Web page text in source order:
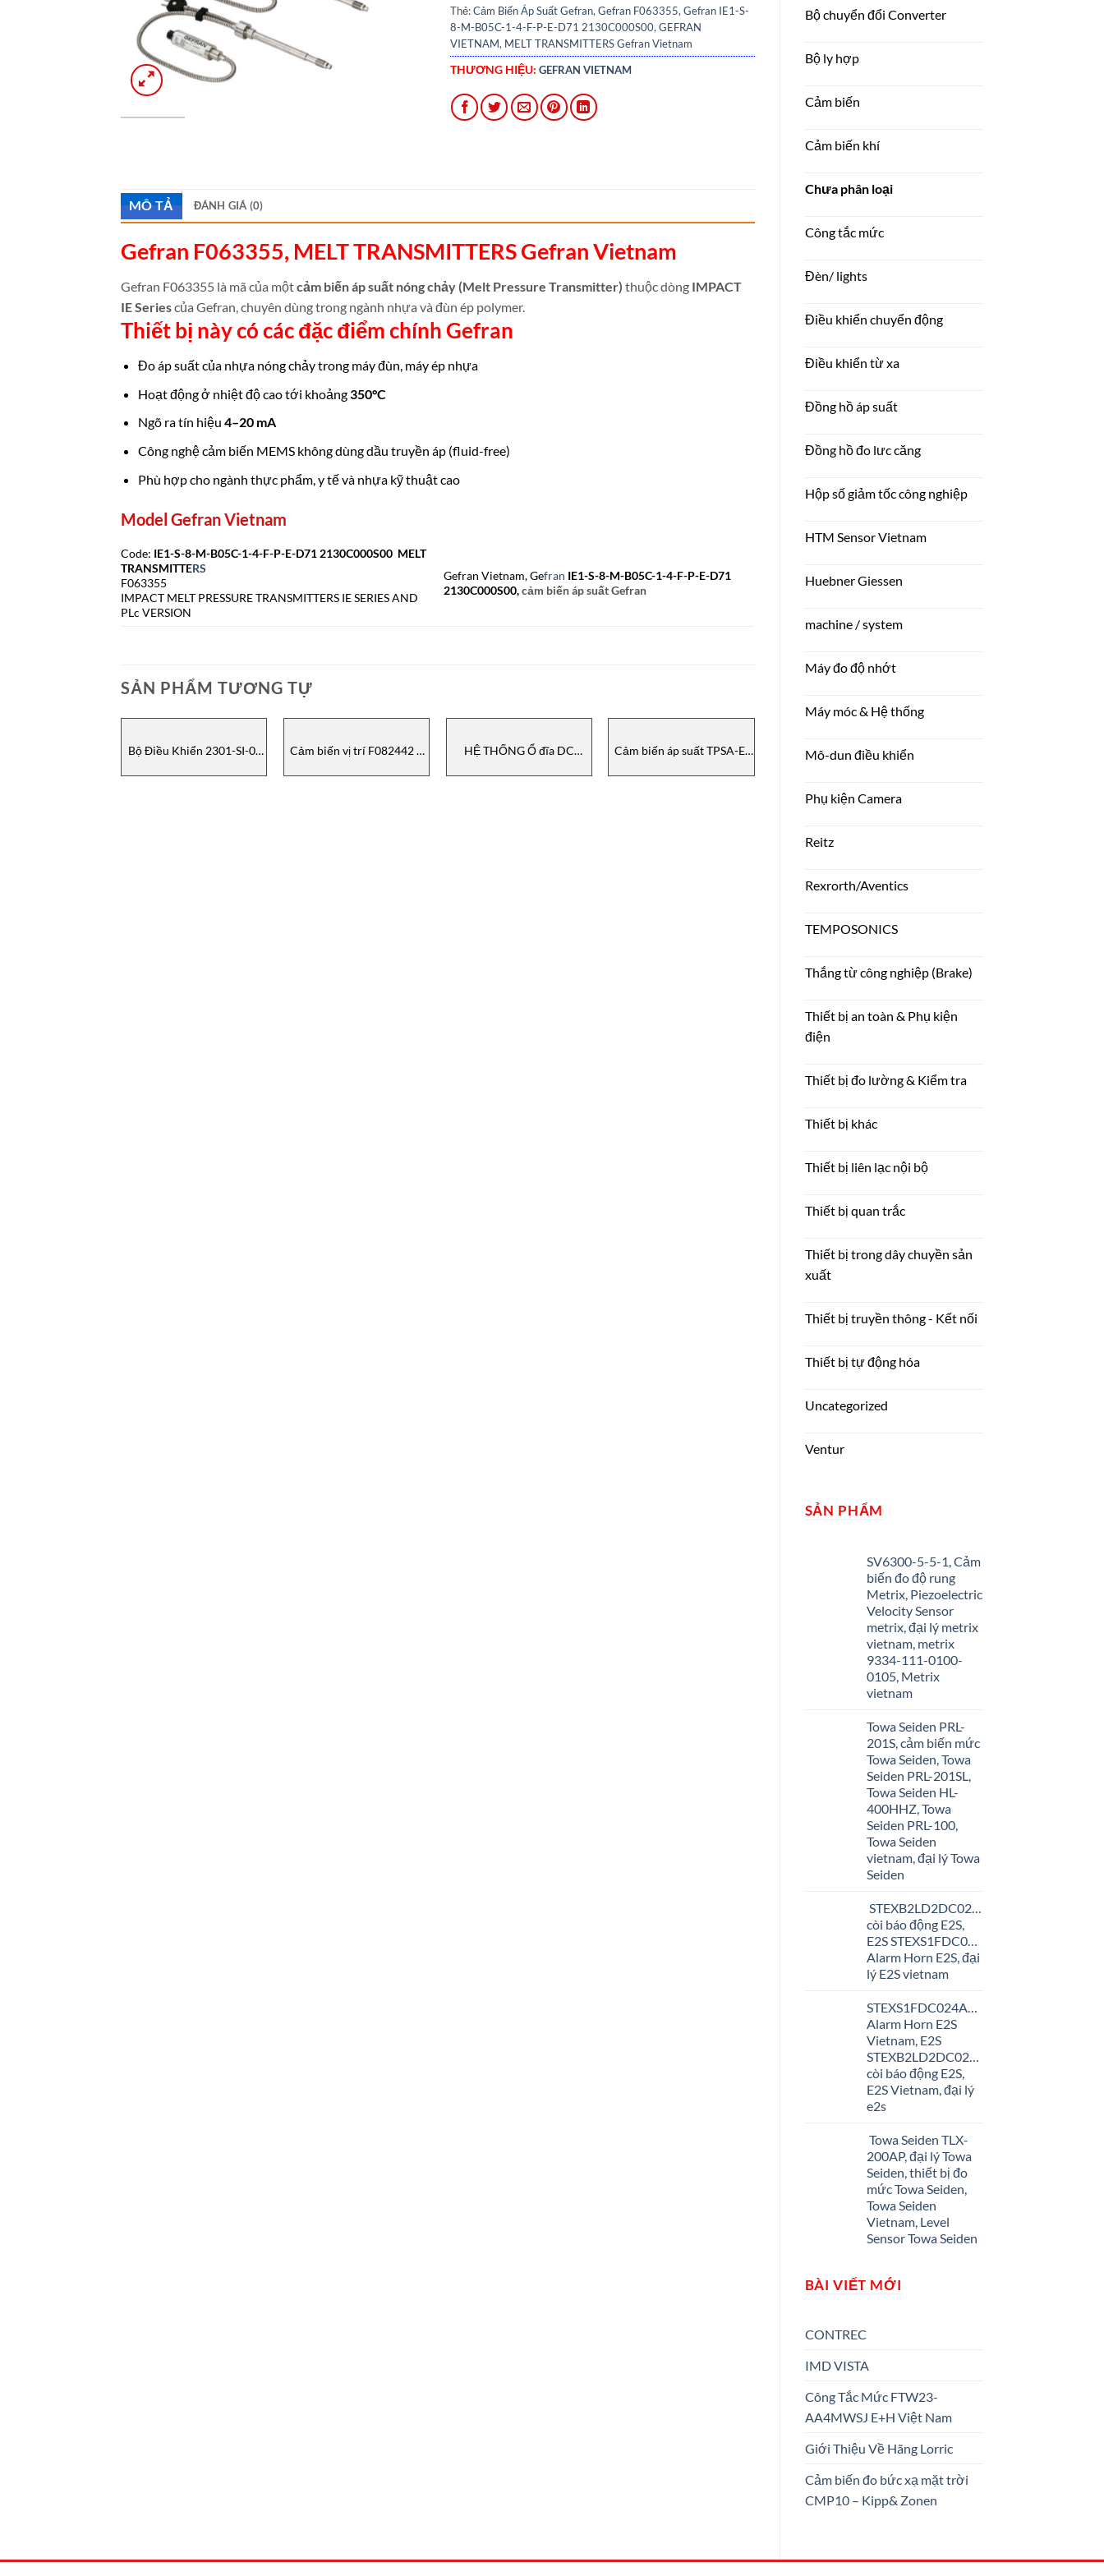
Bộ chuyển đổi Converter
Bộ ly hợp
Cảm biến
Cảm biến khí
Chưa phân loại
Công tắc mức
Đèn/ lights
Điều khiển chuyển động
Điều khiển từ xa
Đồng hồ áp suất
Đồng hồ đo lưc căng
Hộp số giảm tốc công nghiệp
HTM Sensor Vietnam
Huebner Giessen
machine / system
Máy đo độ nhớt
Máy móc & Hệ thống
Mô-dun điều khiển
Phụ kiện Camera
Reitz
Rexrorth/Aventics
TEMPOSONICS
Thắng từ công nghiệp (Brake)
Thiết bị an toàn & Phụ kiện
điện
Thiết bị đo lường & Kiểm tra
Thiết bị khác
Thiết bị liên lạc nội bộ
Thiết bị quan trắc
Thiết bị trong dây chuyền sản
xuất
Thiết bị truyền thông - Kết nối
Thiết bị tự động hóa
Uncategorized
Ventur
SẢN PHẨM
SV6300-5-5-1, Cảm
biến đo độ rung
Metrix, Piezoelectric
Velocity Sensor
metrix, đại lý metrix
vietnam, metrix
9334-111-0100-
0105, Metrix
vietnam
Towa Seiden PRL-
201S, cảm biến mức
Towa Seiden, Towa
Seiden PRL-201SL,
Towa Seiden HL-
400HHZ, Towa
Seiden PRL-100,
Towa Seiden
vietnam, đại lý Towa
Seiden
STEXB2LD2DC024AS1A1R/A,
còi báo động E2S,
E2S STEXS1FDC024AS1A1R,
Alarm Horn E2S, đại
lý E2S vietnam
STEXS1FDC024AS1A1R,
Alarm Horn E2S
Vietnam, E2S
STEXB2LD2DC024AS1A1R/A,
còi báo động E2S,
E2S Vietnam, đại lý
e2s
Towa Seiden TLX-
200AP, đại lý Towa
Seiden, thiết bị đo
mức Towa Seiden,
Towa Seiden
Vietnam, Level
Sensor Towa Seiden
BÀI VIẾT MỚI
CONTREC
IMD VISTA
Công Tắc Mức FTW23-
AA4MWSJ E+H Việt Nam
Giới Thiệu Về Hãng Lorric
Cảm biến đo bức xạ mặt trời
CMP10 – Kipp& Zonen
Thẻ:Cảm Biến Áp Suất Gefran, Gefran F063355, Gefran IE1-S-
8-M-B05C-1-4-F-P-E-D71 2130C000S00, GEFRAN
VIETNAM, MELT TRANSMITTERS Gefran Vietnam
THƯƠNG HIỆU: GEFRAN VIETNAM
MÔ TẢ ĐÁNH GIÁ (0)
Gefran F063355, MELT TRANSMITTERS Gefran Vietnam
Gefran F063355 là mã của mộtcảm biến áp suất nóng chảy (Melt Pressure Transmitter) thuộc dòng IMPACT
IE Seriescủa Gefran, chuyên dùng trong ngành nhựa và đùn ép polymer.
Thiết bị này có các đặc điểm chính Gefran
Đo áp suất của nhựa nóng chảy trong máy đùn, máy ép nhựa
Hoạt động ở nhiệt độ cao tới khoảng350°C
Ngõ ra tín hiệu 4–20 mA
Công nghệ cảm biến MEMS không dùng dầu truyền áp (fluid-free)
Phù hợp cho ngành thực phẩm, y tế và nhựa kỹ thuật cao
Model Gefran Vietnam
Code: IE1-S-8-M-B05C-1-4-F-P-E-D71 2130C000S00 MELT
TRANSMITTERS
F063355
IMPACT MELT PRESSURE TRANSMITTERS IE SERIES AND
PLc VERSION
Gefran Vietnam, Gefran IE1-S-8-M-B05C-1-4-F-P-E-D71
2130C000S00,cảm biến áp suất Gefran
SẢN PHẨM TƯƠNG TỰ
Bộ Điều Khiển 2301-SI-0-
Cảm biến vị trí F082442 –
L000X000X00X0XX Gefran
HỆ THỐNG Ổ đĩa DC
500/600-280-2B-B
Cảm biến áp suất TPSA-E-
2130X000X00 Gefran
Bộ chuyển đổi áp suất M32-
Gefran